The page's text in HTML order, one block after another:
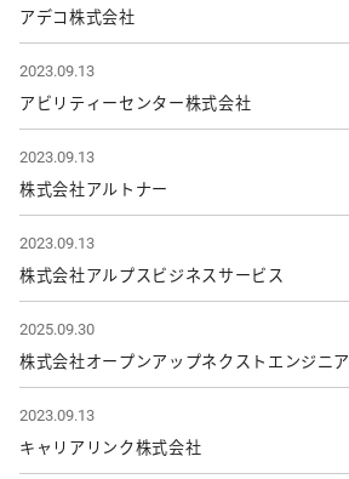
アデコ株式会社
2023.09.13
アビリティーセンター株式会社
2023.09.13
株式会社アルトナー
2023.09.13
株式会社アルプスビジネスサービス
2025.09.30
株式会社オープンアップネクストエンジニア
2023.09.13
キャリアリンク株式会社